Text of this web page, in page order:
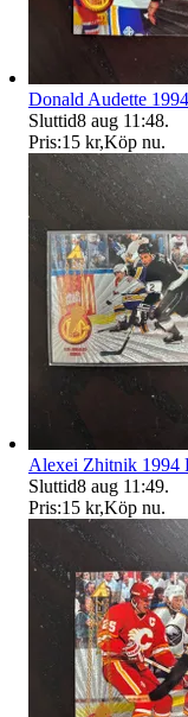
Donald Audette
Sluttid8 aug 11:48.
Pris:15 kr,Köp nu.
Alexei Zhitnik 1994
Sluttid8 aug 11:49.
Pris:15 kr,Köp nu.